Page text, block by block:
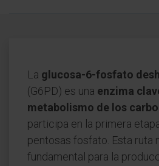
La glucosa-6-fosfato
(G6PD) es una enzima
metabolismo de los
participa en la primera
pentosas fosfato. Esta ruta
fundamental para la